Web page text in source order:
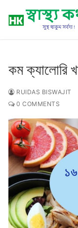
কম ক্যালোরি
RUIDAS BISWAJIT
0 COMMENTS